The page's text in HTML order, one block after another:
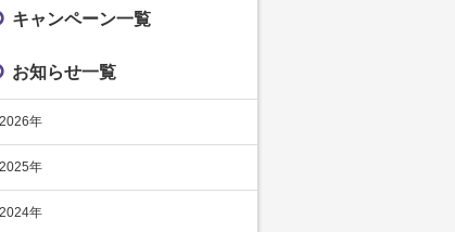
キャンペーン一覧
お知らせ一覧
2026年
2025年
2024年